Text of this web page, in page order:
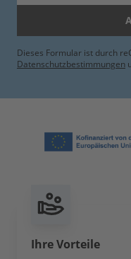
Dieses Formular ist durch
Datenschutzbestimmungen
Ihre Vorteile